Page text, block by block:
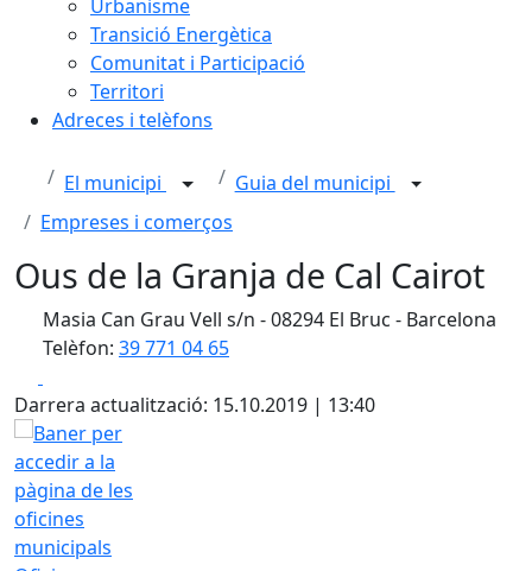
Urbanisme
Transició Energètica
Comunitat i Participació
Territori
Adreces i telèfons
El municipi
Guia del municipi
Empreses i comerços
Ous de la Granja de Cal Cairot
Masia Can Grau Vell s/n - 08294 El Bruc - Barcelona
Telèfon: 39 771 04 65
Darrera actualització: 15.10.2019 | 13:40